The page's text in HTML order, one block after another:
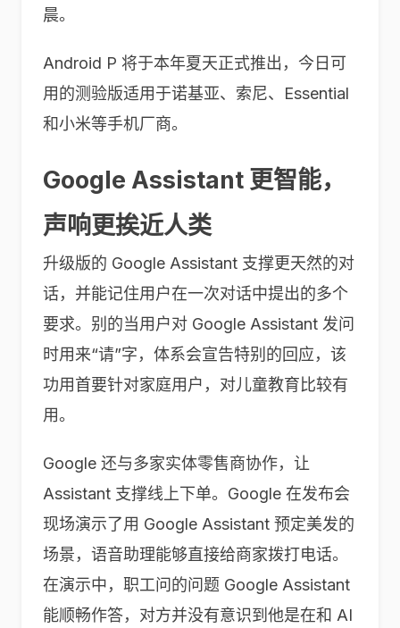
晨。
Android P 将于本年夏天正式推出，今日可
用的测验版适用于诺基亚、索尼、Essential
和小米等手机厂商。
Google Assistant 更智能，
声响更挨近人类
升级版的 Google Assistant 支撑更天然的对
话，并能记住用户在一次对话中提出的多个
要求。别的当用户对 Google Assistant 发问
时用来“请”字，体系会宣告特别的回应，该
功用首要针对家庭用户，对儿童教育比较有
用。
Google 还与多家实体零售商协作，让
Assistant 支撑线上下单。Google 在发布会
现场演示了用 Google Assistant 预定美发的
场景，语音助理能够直接给商家拨打电话。
在演示中，职工问的问题 Google Assistant
能顺畅作答，对方并没有意识到他是在和 AI